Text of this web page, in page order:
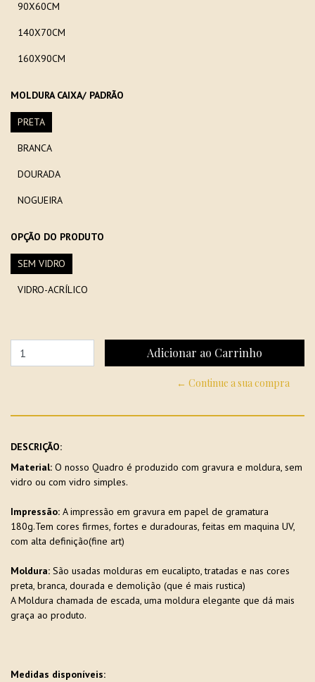
90X60CM
140X70CM
160X90CM
MOLDURA CAIXA/ PADRÃO
PRETA
BRANCA
DOURADA
NOGUEIRA
OPÇÃO DO PRODUTO
SEM VIDRO
VIDRO-ACRÍLICO
← Continue a sua compra
DESCRIÇÃO:
Material: O nosso Quadro é produzido com gravura e moldura, sem
vidro ou com vidro simples.
Impressão: A impressão em gravura em papel de gramatura
180g.Tem cores firmes, fortes e duradouras, feitas em maquina UV,
com alta definição(fine art)
Moldura: São usadas molduras em eucalipto, tratadas e nas cores
preta, branca, dourada e demolição (que é mais rustica)
A Moldura chamada de escada, uma moldura elegante que dá mais
graça ao produto.
Medidas disponíveis: